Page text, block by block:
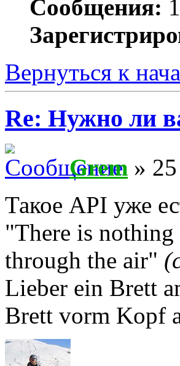
Сообщения:
Вернуться к
Re: Нужно ли
Grem »
Такое API уже
"There is
through the air"
Lieber ein Brett
Brett vorm Kopf